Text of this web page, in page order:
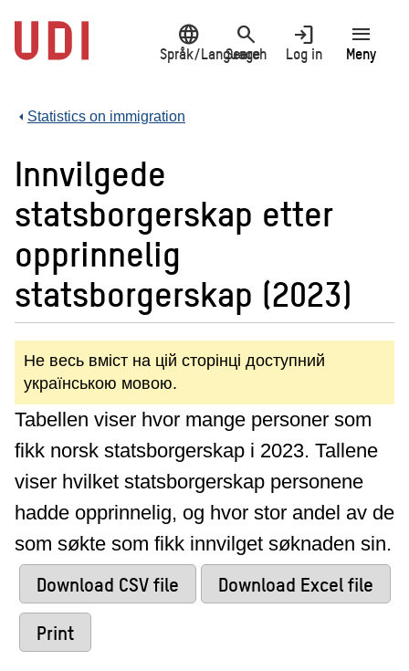
main
content
language
Språk/Language
search
Search
login
Log in
menu
Meny
Statistics on immigration
Innvilgede
statsborgerskap etter
opprinnelig
statsborgerskap (2023)
Не весь вміст на цій сторінці доступний
українською мовою.
Tabellen viser hvor mange personer som
fikk norsk statsborgerskap i 2023. Tallene
viser hvilket statsborgerskap personene
hadde opprinnelig, og hvor stor andel av de
som søkte som fikk innvilget søknaden sin.
Download CSV file
Download Excel file
Print